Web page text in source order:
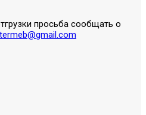
просьба сообщать о